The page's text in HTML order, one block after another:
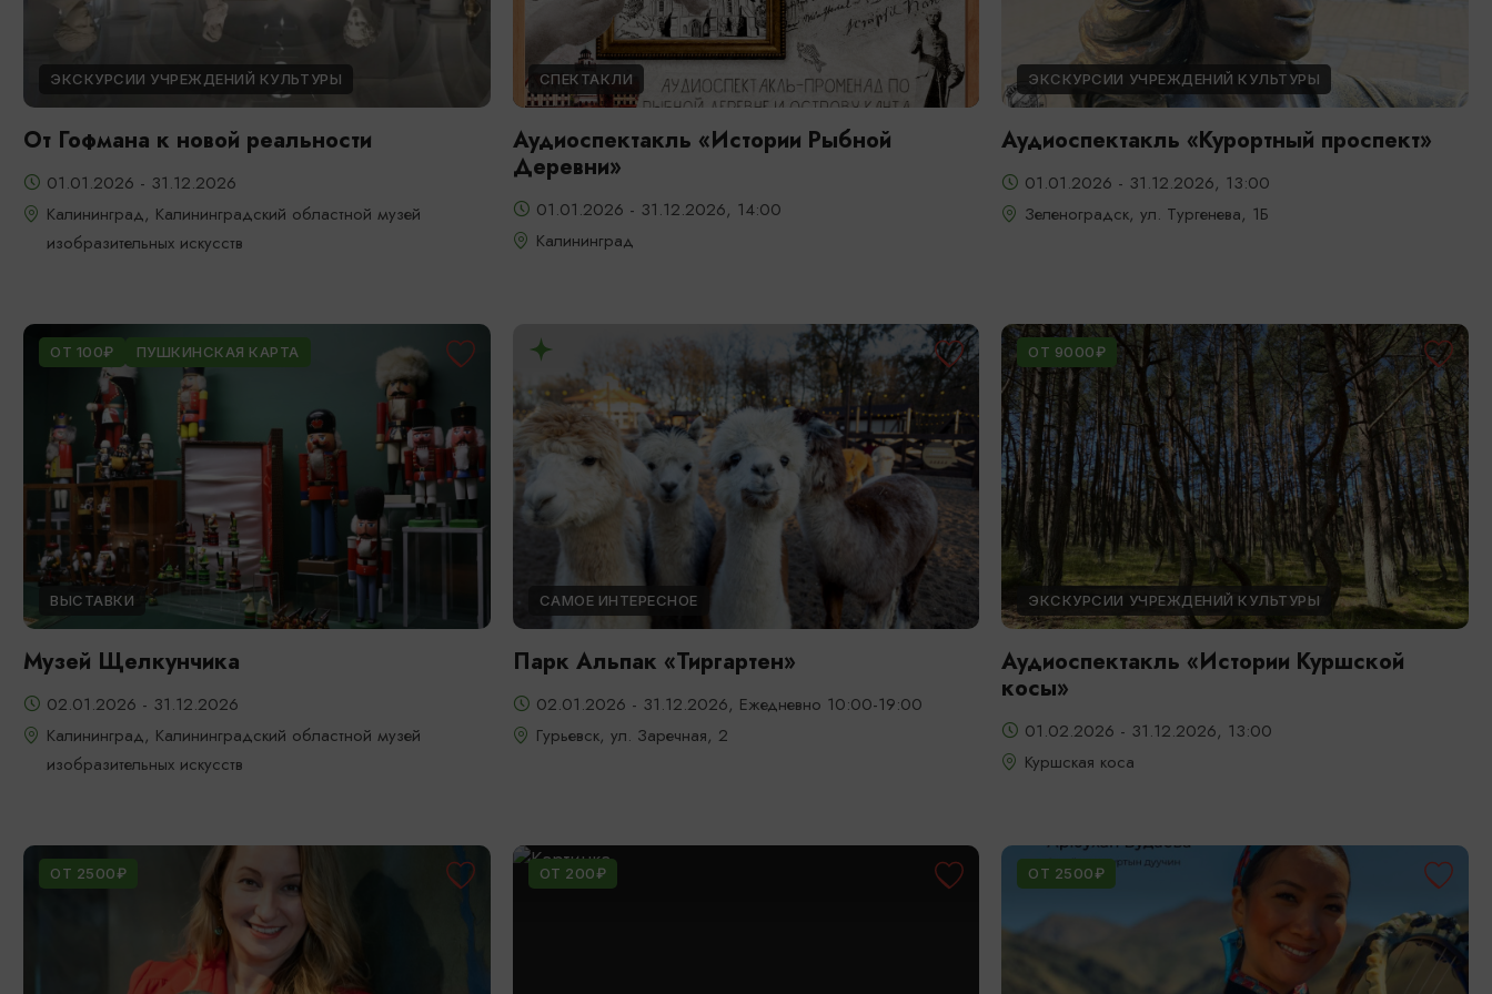
ЭКСКУРСИИ УЧРЕЖДЕНИЙ КУЛЬТУРЫ
От Гофмана к новой реальности
01.01.2026 - 31.12.2026
Калининград, Калининградский областной музей
изобразительных искусств
СПЕКТАКЛИ
Аудиоспектакль «Истории Рыбной
Деревни»
01.01.2026 - 31.12.2026, 14:00
Калининград
ЭКСКУРСИИ УЧРЕЖДЕНИЙ КУЛЬТУРЫ
Аудиоспектакль «Курортный проспект»
01.01.2026 - 31.12.2026, 13:00
Зеленоградск, ул. Тургенева, 1Б
ОТ 100₽ ПУШКИНСКАЯ КАРТА
ВЫСТАВКИ
Музей Щелкунчика
02.01.2026 - 31.12.2026
Калининград, Калининградский областной музей
изобразительных искусств
САМОЕ ИНТЕРЕСНОЕ
Парк Альпак «Тиргартен»
02.01.2026 - 31.12.2026, Ежедневно 10:00-19:00
Гурьевск, ул. Заречная, 2
ОТ 9000₽
ЭКСКУРСИИ УЧРЕЖДЕНИЙ КУЛЬТУРЫ
Аудиоспектакль «Истории Куршской
косы»
01.02.2026 - 31.12.2026, 13:00
Куршская коса
ОТ 2500₽ ОТ 200₽ ОТ 2500₽